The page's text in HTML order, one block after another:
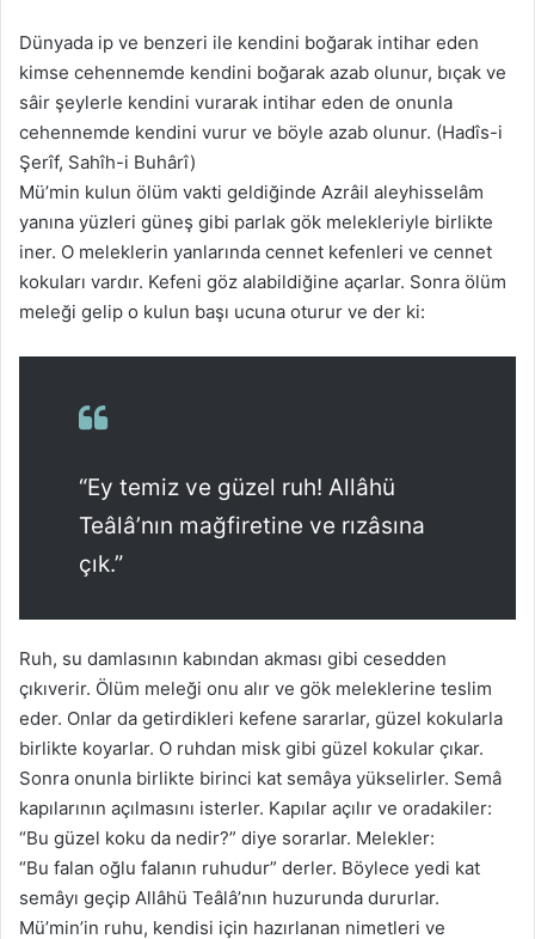
Dünyada ip ve benzeri ile kendini boğarak intihar eden
kimse cehennemde kendini boğarak azab olunur, bıçak ve
sâir şeylerle kendini vurarak intihar eden de onunla
cehennemde kendini vurur ve böyle azab olunur. (Hadîs-i
Şerîf, Sahîh-i Buhârî)
Mü’min kulun ölüm vakti geldiğinde Azrâil aleyhisselâm
yanına yüzleri güneş gibi parlak gök melekleriyle birlikte
iner. O meleklerin yanlarında cennet kefenleri ve cennet
kokuları vardır. Kefeni göz alabildiğine açarlar. Sonra ölüm
meleği gelip o kulun başı ucuna oturur ve der ki:
“Ey temiz ve güzel ruh! Allâhü
Teâlâ’nın mağfiretine ve rızâsına
çık.”
Ruh, su damlasının kabından akması gibi cesedden
çıkıverir. Ölüm meleği onu alır ve gök meleklerine teslim
eder. Onlar da getirdikleri kefene sararlar, güzel kokularla
birlikte koyarlar. O ruhdan misk gibi güzel kokular çıkar.
Sonra onunla birlikte birinci kat semâya yükselirler. Semâ
kapılarının açılmasını isterler. Kapılar açılır ve oradakiler:
“Bu güzel koku da nedir?” diye sorarlar. Melekler:
“Bu falan oğlu falanın ruhudur” derler. Böylece yedi kat
semâyı geçip Allâhü Teâlâ’nın huzurunda dururlar.
Mü’min’in ruhu, kendisi için hazırlanan nimetleri ve